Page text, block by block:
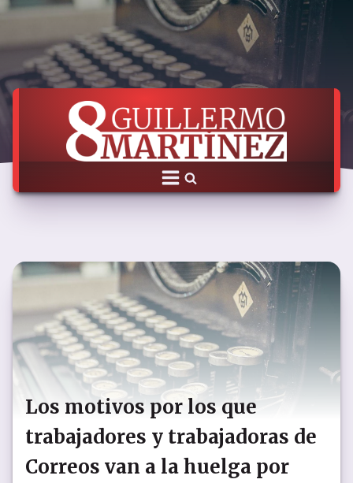
Los motivos por los que
trabajadores y trabajadoras de
Correos van a la huelga por